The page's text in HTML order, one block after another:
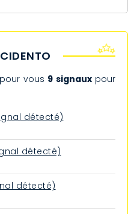
vous 9 signauxpour
détecté)
détecté)
détecté)